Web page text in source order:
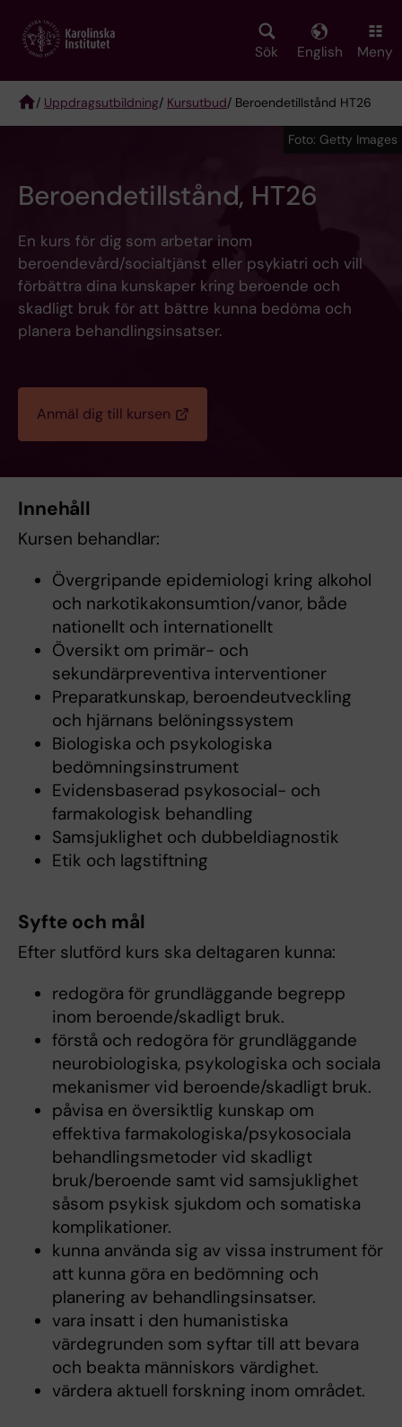
main
Sök English Meny
Breadcrumb
/ Uppdragsutbildning/ Kursutbud/ Beroendetillstånd HT26
Foto: Getty Images
Beroendetillstånd, HT26
En kurs för dig som arbetar inom
beroendevård/socialtjänst eller psykiatri och vill
förbättra dina kunskaper kring beroende och
skadligt bruk för att bättre kunna bedöma och
planera behandlingsinsatser.
Anmäl dig till kursen
Innehåll
Kursen behandlar:
Övergripande epidemiologi kring alkohol
och narkotikakonsumtion/vanor, både
nationellt och internationellt
Översikt om primär- och
sekundärpreventiva interventioner
Preparatkunskap, beroendeutveckling
och hjärnans belöningssystem
Biologiska och psykologiska
bedömningsinstrument
Evidensbaserad psykosocial- och
farmakologisk behandling
Samsjuklighet och dubbeldiagnostik
Etik och lagstiftning
Syfte och mål
Efter slutförd kurs ska deltagaren kunna:
redogöra för grundläggande begrepp
inom beroende/skadligt bruk.
förstå och redogöra för grundläggande
neurobiologiska, psykologiska och sociala
mekanismer vid beroende/skadligt bruk.
påvisa en översiktlig kunskap om
effektiva farmakologiska/psykosociala
behandlingsmetoder vid skadligt
bruk/beroende samt vid samsjuklighet
såsom psykisk sjukdom och somatiska
komplikationer.
kunna använda sig av vissa instrument för
att kunna göra en bedömning och
planering av behandlingsinsatser.
vara insatt i den humanistiska
värdegrunden som syftar till att bevara
och beakta människors värdighet.
värdera aktuell forskning inom området.